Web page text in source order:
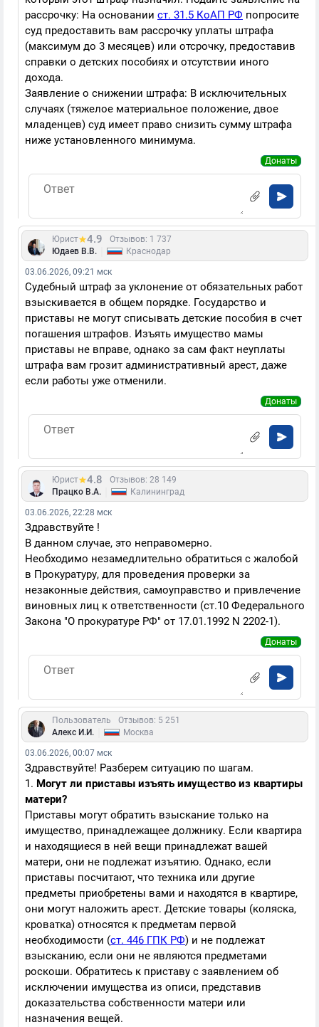
рассрочку: На основании ст. 31.5 КоАП РФ попросите
суд предоставить вам рассрочку уплаты штрафа
(максимум до 3 месяцев) или отсрочку, предоставив
справки о детских пособиях и отсутствии иного
дохода.
Заявление о снижении штрафа: В исключительных
случаях (тяжелое материальное положение, двое
младенцев) суд имеет право снизить сумму штрафа
ниже установленного минимума.
Донаты
Юрист 4.9
Отзывов: 1 737
Юдаев В.В.
Краснодар
03.06.2026, 09:21 мск
Судебный штраф за уклонение от обязательных работ
взыскивается в общем порядке. Государство и
приставы не могут списывать детские пособия в счет
погашения штрафов. Изъять имущество мамы
приставы не вправе, однако за сам факт неуплаты
штрафа вам грозит административный арест, даже
если работы уже отменили.
Донаты
Юрист 4.8
Отзывов: 28 149
Працко В.А.
Калининград
03.06.2026, 22:28 мск
Здравствуйте !
В данном случае, это неправомерно.
Необходимо незамедлительно обратиться с жалобой
в Прокуратуру, для проведения проверки за
незаконные действия, самоуправство и привлечение
виновных лиц к ответственности (ст.10 Федерального
Закона "О прокуратуре РФ" от 17.01.1992 N 2202-1).
Донаты
Пользователь
Отзывов: 5 251
Алекс И.И.
Москва
03.06.2026, 00:07 мск
Здравствуйте! Разберем ситуацию по шагам.
1. Могут ли приставы изъять имущество из квартиры
матери?
Приставы могут обратить взыскание только на
имущество, принадлежащее должнику. Если квартира
и находящиеся в ней вещи принадлежат вашей
матери, они не подлежат изъятию. Однако, если
приставы посчитают, что техника или другие
предметы приобретены вами и находятся в квартире,
они могут наложить арест. Детские товары (коляска,
кроватка) относятся к предметам первой
необходимости (ст. 446 ГПК РФ) и не подлежат
взысканию, если они не являются предметами
роскоши. Обратитесь к приставу с заявлением об
исключении имущества из описи, представив
доказательства собственности матери или
назначения вещей.